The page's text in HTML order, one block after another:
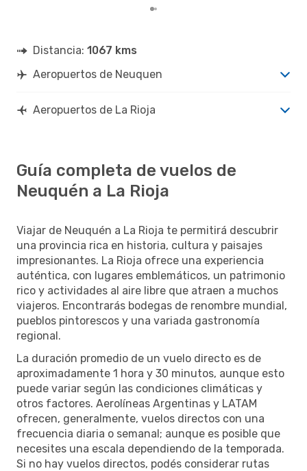
Distancia: 1067 kms
Aeropuertos de Neuquen
Aeropuertos de La Rioja
Guía completa de vuelos de
Neuquén a La Rioja
Viajar de Neuquén a La Rioja te permitirá descubrir
una provincia rica en historia, cultura y paisajes
impresionantes. La Rioja ofrece una experiencia
auténtica, con lugares emblemáticos, un patrimonio
rico y actividades al aire libre que atraen a muchos
viajeros. Encontrarás bodegas de renombre mundial,
pueblos pintorescos y una variada gastronomía
regional.
La duración promedio de un vuelo directo es de
aproximadamente 1 hora y 30 minutos, aunque esto
puede variar según las condiciones climáticas y
otros factores. Aerolíneas Argentinas y LATAM
ofrecen, generalmente, vuelos directos con una
frecuencia diaria o semanal; aunque es posible que
necesites una escala dependiendo de la temporada.
Si no hay vuelos directos, podés considerar rutas